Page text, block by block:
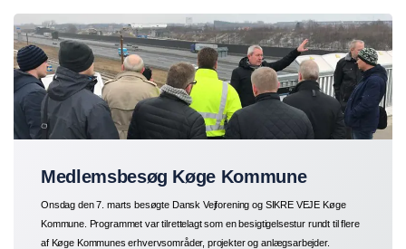
Medlemsbesøg Køge Kommune
Onsdag den 7. marts besøgte Dansk Vejforening og SIKRE VEJE Køge
Kommune. Programmet var tilrettelagt som en besigtigelsestur rundt til flere
af Køge Kommunes erhvervsområder, projekter og anlægsarbejder.